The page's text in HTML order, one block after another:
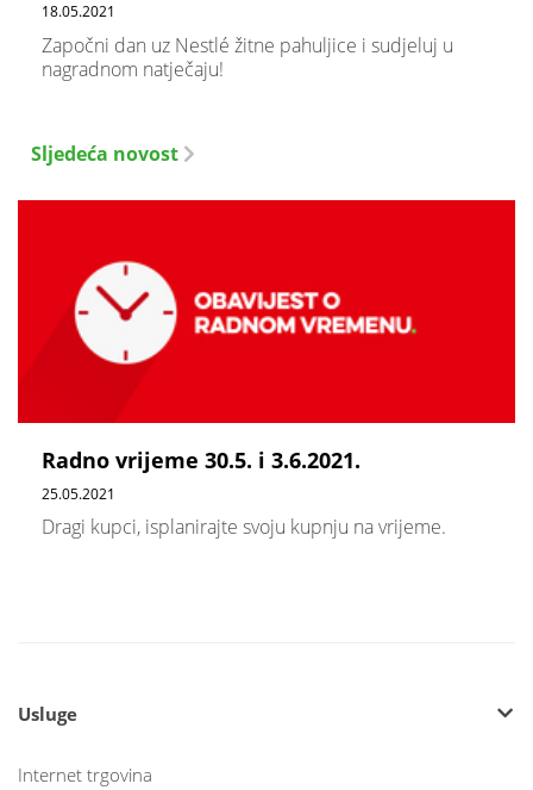
18.05.2021
Započni dan uz Nestlé žitne pahuljice i sudjeluj u
nagradnom natječaju!
Sljedeća novost
Radno vrijeme 30.5. i 3.6.2021.
25.05.2021
Dragi kupci, isplanirajte svoju kupnju na vrijeme.
Usluge
Internet trgovina